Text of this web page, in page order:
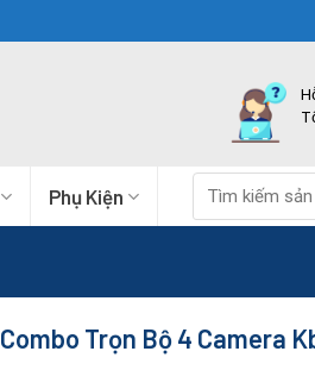
Phụ Kiện
kiếm:
Combo Trọn Bộ 4 Camera